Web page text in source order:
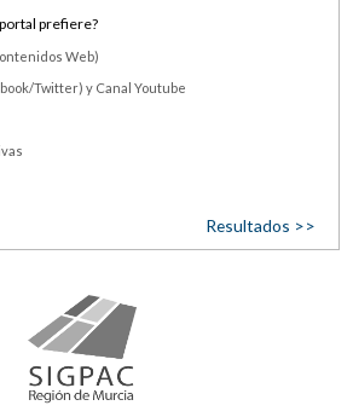
prefiere?
Web)
Twitter) y Canal Youtube
Resultados >>